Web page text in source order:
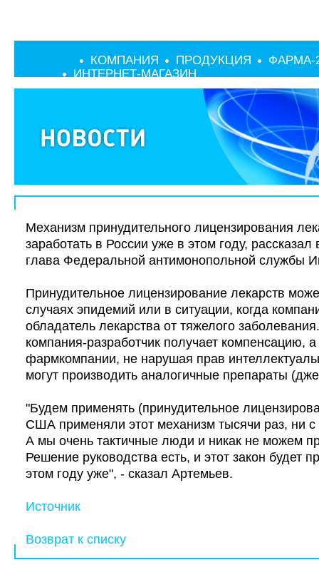
КОМПАНИЯ ПРОДУКЦИЯ
ФАРМА-
ИНТЕРНЕТ-МАГАЗИН
Механизм принудительного лицензирования
заработать в России уже в этом году, рассказал
глава Федеральной антимонопольной службы
Принудительное лицензирование лекарств
случаях эпидемий или в ситуации, когда
обладатель лекарства от тяжелого
компания-разработчик получает компенсацию, а
фармкомпании, не нарушая прав
могут производить аналогичные препараты
"Будем применять (принудительное
США применяли этот механизм тысячи раз, ни
А мы очень тактичные люди и никак не можем
Решение руководства есть, и этот закон будет
этом году уже", - сказал Артемьев.
Источник
Возврат к списку